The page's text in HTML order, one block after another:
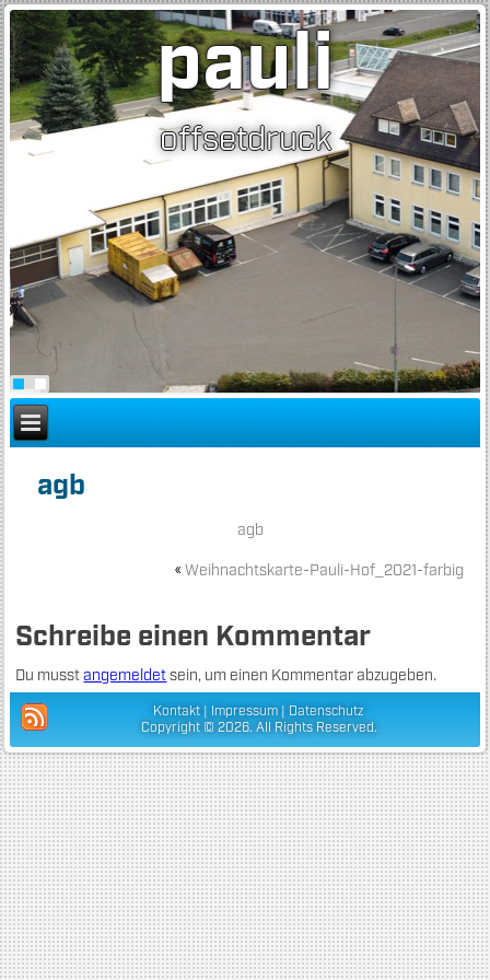
pauli
offsetdruck
agb
agb
« Weihnachtskarte-Pauli-Hof_2021-farbig
Schreibe einen Kommentar
Du musstangemeldetsein, um einen Kommentar abzugeben.
Kontakt Impressum
Datenschutz
Copyright © 2026. All Rights Reserved.